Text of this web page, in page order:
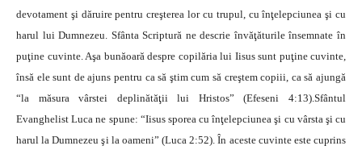
devotament şi dăruire pentru creşterea lor cu trupul, cu înţelepciunea şi cu
harul lui Dumnezeu. Sfânta Scriptură ne descrie învăţăturile însemnate în
puţine cuvinte. Aşa bunăoară despre copilăria lui Iisus sunt puţine cuvinte,
însă ele sunt de ajuns pentru ca să ştim cum să creştem copiii, ca să ajungă
“la măsura vârstei deplinătăţii lui Hristos” (Efeseni 4:13).Sfântul
Evanghelist Luca ne spune: “Iisus sporea cu înţelepciunea şi cu vârsta şi cu
harul la Dumnezeu şi la oameni” (Luca 2:52). În aceste cuvinte este cuprins